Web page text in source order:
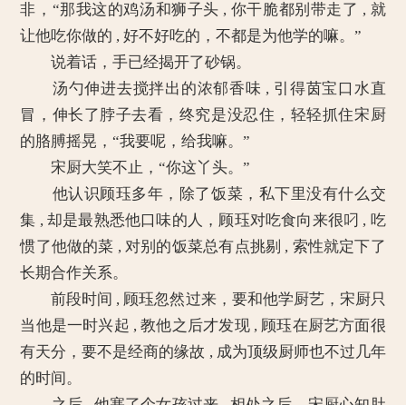
非，“那我这的鸡汤和狮子头 , 你干脆都别带走了 , 就
让他吃你做的 , 好不好吃的，不都是为他学的嘛。”
说着话，手已经揭开了砂锅。
汤勺伸进去搅拌出的浓郁香味 , 引得茵宝口水直
冒，伸长了脖子去看，终究是没忍住，轻轻抓住宋厨
的胳膊摇晃，“我要呢，给我嘛。”
宋厨大笑不止，“你这丫头。”
他认识顾珏多年，除了饭菜，私下里没有什么交
集 , 却是最熟悉他口味的人，顾珏对吃食向来很叼 , 吃
惯了他做的菜 , 对别的饭菜总有点挑剔 , 索性就定下了
长期合作关系。
前段时间 , 顾珏忽然过来，要和他学厨艺，宋厨只
当他是一时兴起 , 教他之后才发现 , 顾珏在厨艺方面很
有天分，要不是经商的缘故 , 成为顶级厨师也不过几年
的时间。